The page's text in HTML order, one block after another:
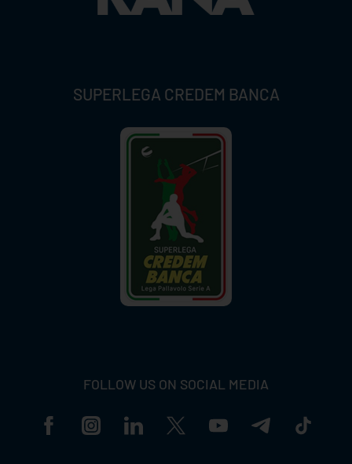
SUPERLEGA CREDEM BANCA
FOLLOW US ON SOCIAL MEDIA